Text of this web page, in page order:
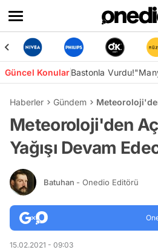
Güncel KonularBastonla Vurdu!
Haberler Gündem
Meteoroloji'den
Yağışı Devam
Batuhan - Onedio Editörü
15.02.2021 - 09:03